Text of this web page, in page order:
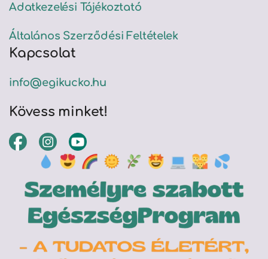
Adatkezelési Tájékoztató
Általános Szerződési Feltételek
Kapcsolat
info@egikucko.hu
Kövess minket!